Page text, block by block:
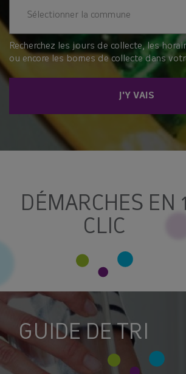
DÉMARCHES EN 1
CLIC
Simplifiez vos démarches !
peuvent être réalisées grâce aux
en ligne ci-dessous :
ACCÉDER À MON ESPACE
LES DÉCHÈTERIES :
HORAIRES
Sélectionner la commune
Recherchez les jours de collecte, les
ou encore les bornes de collecte dans
GUIDE DE TRI